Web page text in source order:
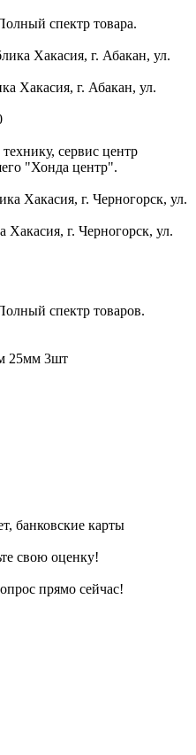
спектр товара.
Хакасия, г. Абакан, ул.
сервис центр
"Хонда центр".
Хакасия, г. Черногорск, ул.
спектр товаров.
25мм 3шт
банковские карты
свою оценку!
прямо сейчас!